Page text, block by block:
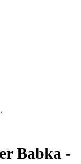
Babka -